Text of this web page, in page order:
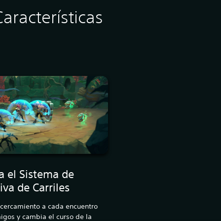
el Sistema de
de Carriles
a cada encuentro
y cambia el curso de la